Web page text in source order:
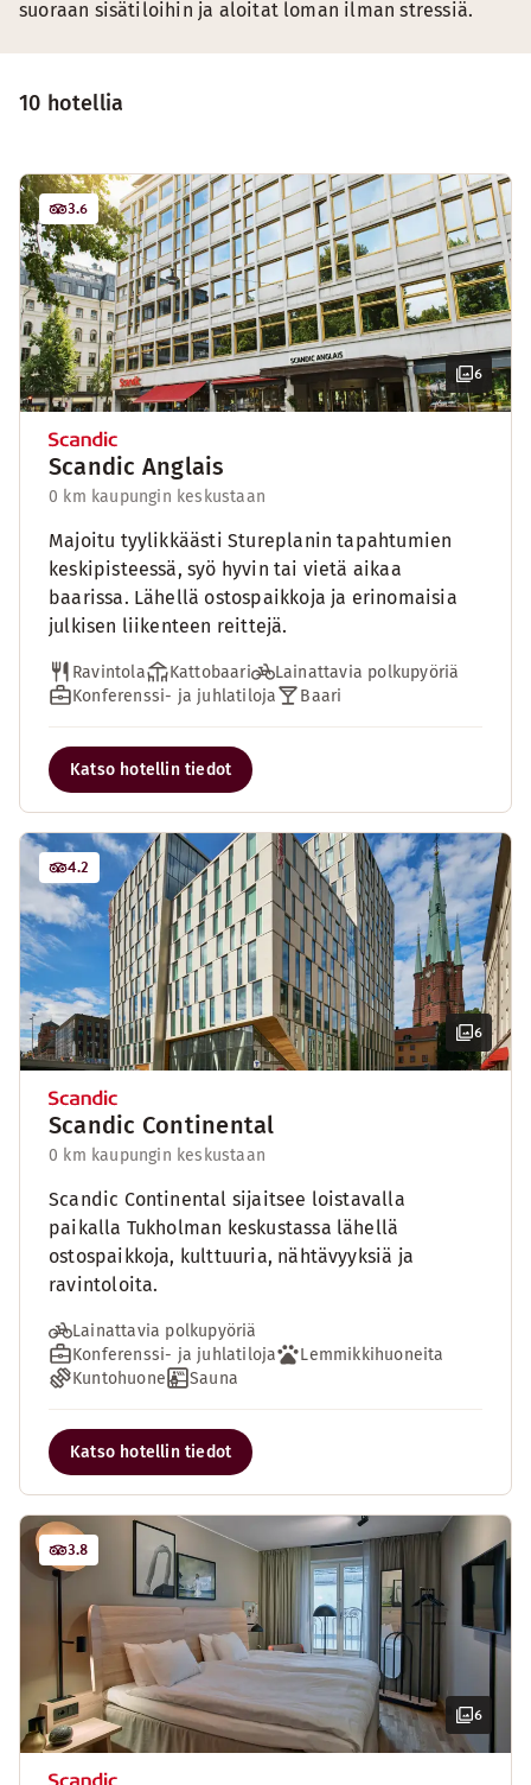
10 hotellia
6
3.6
Scandic Anglais
0 km kaupungin keskustaan
Majoitu tyylikkäästi Stureplanin tapahtumien
keskipisteessä, syö hyvin tai vietä aikaa
baarissa. Lähellä ostospaikkoja ja erinomaisia
julkisen liikenteen reittejä.
Ravintola Kattobaari
Lainattavia polkupyöriä
Konferenssi- ja juhlatiloja
Baari
Katso hotellin tiedot
6
4.2
Scandic Continental
0 km kaupungin keskustaan
Scandic Continental sijaitsee loistavalla
paikalla Tukholman keskustassa lähellä
ostospaikkoja, kulttuuria, nähtävyyksiä ja
ravintoloita.
Lainattavia polkupyöriä
Konferenssi- ja juhlatiloja
Lemmikkihuoneita
Kuntohuone
Sauna
Katso hotellin tiedot
6
3.8
suoraan sisätiloihin ja aloitat loman ilman stressiä.